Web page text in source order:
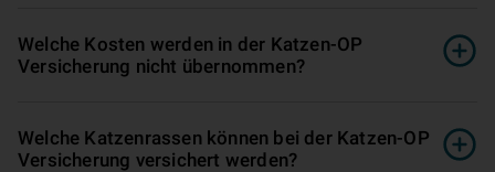
Welche Kosten werden in der Katzen-OP
Versicherung nicht übernommen?
Welche Katzenrassen können bei der Katzen-OP
Versicherung versichert werden?